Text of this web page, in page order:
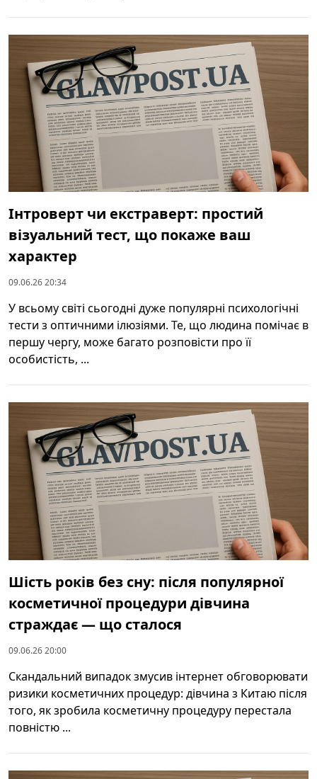
Інтроверт чи екстраверт: простий
візуальний тест, що покаже ваш
характер
09.06.26 20:34
У всьому світі сьогодні дуже популярні психологічні
тести з оптичними ілюзіями. Те, що людина помічає в
першу чергу, може багато розповісти про її
особистість, ...
Шість років без сну: після популярної
косметичної процедури дівчина
страждає — що сталося
09.06.26 20:00
Скандальний випадок змусив інтернет обговорювати
ризики косметичних процедур: дівчина з Китаю після
того, як зробила косметичну процедуру перестала
повністю ...